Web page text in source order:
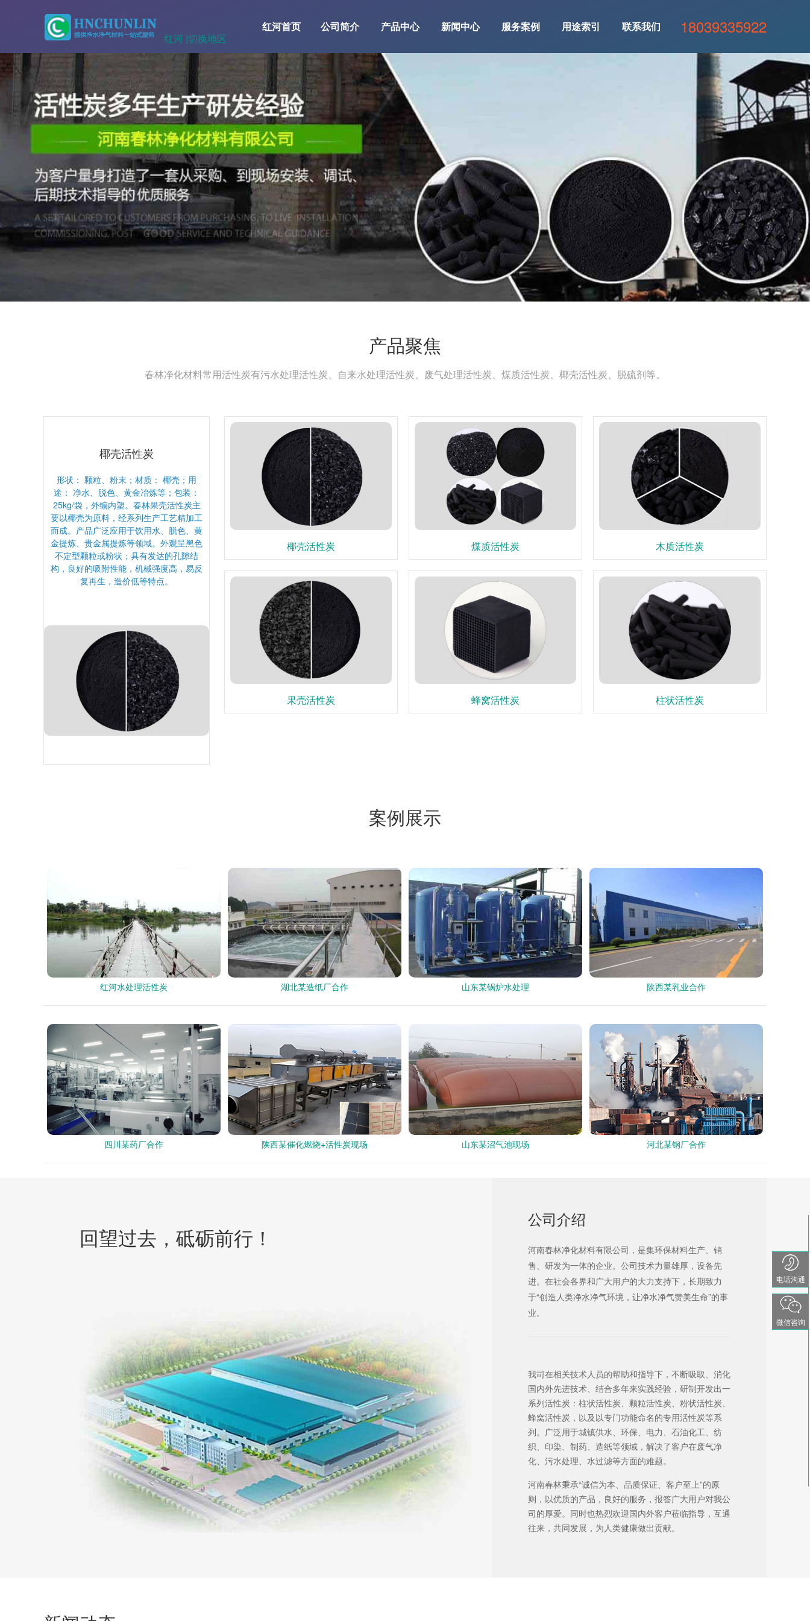
红河 |切换地区
红河首页 公司简介 产品中心 新闻中心 服务案例 用途索引 联系我们 18039335922
产品聚焦
春林净化材料常用活性炭有污水处理活性炭、自来水处理活性炭、废气处理活性炭、煤质活性炭、椰壳活性炭、脱硫剂等。
椰壳活性炭 煤质活性炭 木质活性炭
果壳活性炭 蜂窝活性炭 柱状活性炭
椰壳活性炭
形状： 颗粒、粉末；材质： 椰壳；用
途： 净水、脱色、黄金冶炼等；包装：
25kg/袋，外编内塑。春林果壳活性炭主
要以椰壳为原料，经系列生产工艺精加工
而成。产品广泛应用于饮用水、脱色、黄
金提炼、贵金属提炼等领域。外观呈黑色
不定型颗粒或粉状；具有发达的孔隙结
构，良好的吸附性能，机械强度高，易反
复再生，造价低等特点。
案例展示
红河水处理活性炭 湖北某造纸厂合作 山东某锅炉水处理 陕西某乳业合作
四川某药厂合作 陕西某催化燃烧+活性炭现场 山东某沼气池现场 河北某钢厂合作
回望过去，砥砺前行！
公司介绍
河南春林净化材料有限公司，是集环保材料生产、销
售、研发为一体的企业。公司技术力量雄厚，设备先
进。在社会各界和广大用户的大力支持下，长期致力
于“创造人类净水净气环境，让净水净气赞美生命”的事
业。
我司在相关技术人员的帮助和指导下，不断吸取、消化
国内外先进技术、结合多年来实践经验，研制开发出一
系列活性炭：柱状活性炭、颗粒活性炭、粉状活性炭、
蜂窝活性炭，以及以专门功能命名的专用活性炭等系
列。广泛用于城镇供水、环保、电力、石油化工、纺
织、印染、制药、造纸等领域，解决了客户在废气净
化、污水处理、水过滤等方面的难题。
河南春林秉承“诚信为本、品质保证、客户至上”的原
则，以优质的产品，良好的服务，报答广大用户对我公
司的厚爱。同时也热烈欢迎国内外客户莅临指导，互通
往来，共同发展，为人类健康做出贡献。
电话沟通
微信咨询